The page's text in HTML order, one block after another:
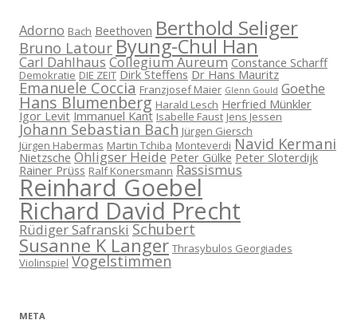
Adorno Bach Beethoven Berthold Seliger
Bruno Latour Byung-Chul Han
Carl Dahlhaus Collegium Aureum Constance Scharff
Demokratie DIE ZEIT Dirk Steffens Dr Hans Mauritz
Emanuele Coccia Franzjosef Maier Glenn Gould Goethe
Hans Blumenberg Harald Lesch Herfried Münkler
Igor Levit Immanuel Kant Isabelle Faust Jens Jessen
Johann Sebastian Bach Jürgen Giersch
Jürgen Habermas Martin Tchiba Monteverdi Navid Kermani
Nietzsche Ohligser Heide Peter Gülke Peter Sloterdijk
Rainer Prüss Ralf Konersmann Rassismus
Reinhard Goebel
Richard David Precht
Rüdiger Safranski Schubert
Susanne K Langer Thrasybulos Georgiades
Violinspiel Vogelstimmen
META